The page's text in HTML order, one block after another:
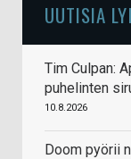
UUTISIA
Tim Culpan:
puhelinten
10.8.2026
Doom pyörii